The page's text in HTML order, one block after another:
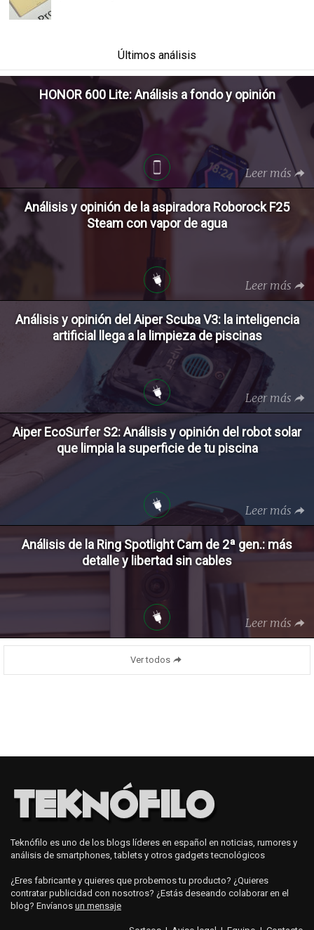
Últimos análisis
HONOR 600 Lite: Análisis a fondo y opinión
Leer más
Análisis y opinión de la aspiradora Roborock F25
Steam con vapor de agua
Leer más
Análisis y opinión del Aiper Scuba V3: la inteligencia
artificial llega a la limpieza de piscinas
Leer más
Aiper EcoSurfer S2: Análisis y opinión del robot solar
que limpia la superficie de tu piscina
Leer más
Análisis de la Ring Spotlight Cam de 2ª gen.: más
detalle y libertad sin cables
Leer más
Ver todos
Teknófilo es uno de los blogs líderes en español en noticias, rumores y
análisis de smartphones, tablets y otros gadgets tecnológicos
¿Eres fabricante y quieres que probemos tu producto? ¿Quieres
contratar publicidad con nosotros? ¿Estás deseando colaborar en el
blog? Envíanos un mensaje